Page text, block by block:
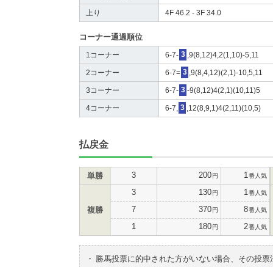
上り 4F 46.2 - 3F 34.0
コーナー通過順位
1コーナー 6-7- 3 ,9(8,12)4,2(1,10)-5,11
2コーナー 6-7= 3 ,9(8,4,12)(2,1)-10,5,11
3コーナー 6-7- 3 -9(8,12)4(2,1)(10,11)5
4コーナー 6-7, 3 ,12(8,9,1)4(2,11)(10,5)
払戻金
単勝 3 200円 1 番人気
複勝
3 130円 1 番人気
7 370円 8番人気
1 180円 2番人気
・
勝馬投票に的中された方がいない場合、その投